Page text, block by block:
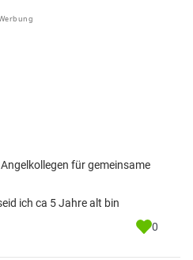
für gemeinsame
ich ca 5 Jahre alt bin
0